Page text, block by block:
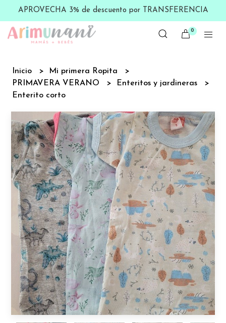
APROVECHA 3% de descuento por TRANSFERENCIA
0
Inicio
Mi primera Ropita
PRIMAVERA VERANO
Enteritos y jardineras
Enterito corto